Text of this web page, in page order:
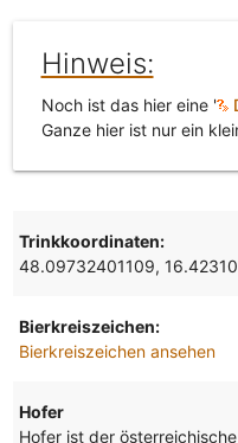
Hinweis:
Noch ist das hier eine '
Ganze hier ist nur ein
Trinkkoordinaten:
48.09732401109,
Bierkreiszeichen:
Bierkreiszeichen ansehen
Hofer
Hofer ist der